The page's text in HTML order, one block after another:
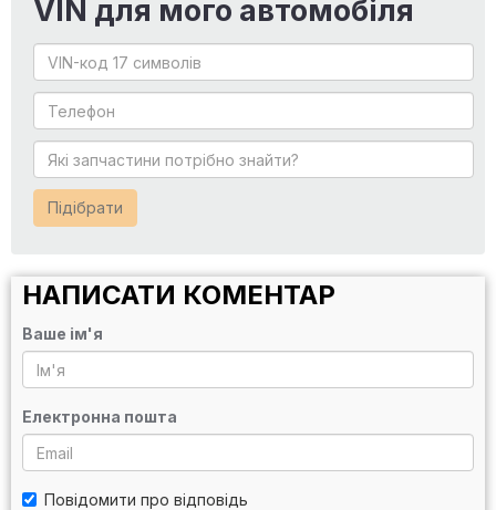
VIN для мого автомобіля
Підібрати
НАПИСАТИ КОМЕНТАР
Ваше ім'я
Електронна пошта
Повідомити про відповідь